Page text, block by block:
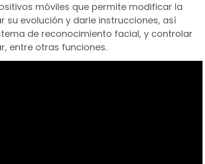
móviles que permite modificar la
evolución y darle instrucciones, así
de reconocimiento facial, y controlar
entre otras funciones.